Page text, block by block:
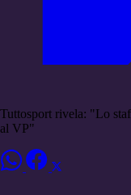
Tuttosport rivela: "Lo
al VP"